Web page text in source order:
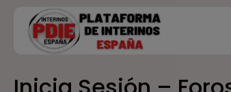
Search
for: